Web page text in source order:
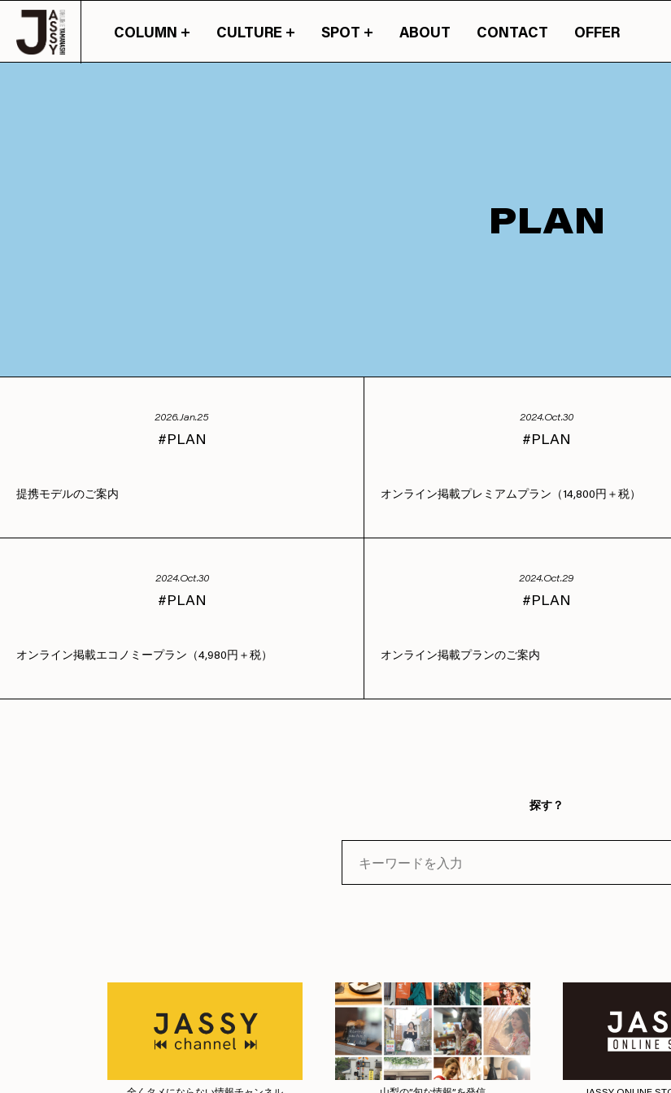
COLUMN CULTURE SPOT ABOUT CONTACT OFFER
山梨の情報の旬が詰まったカルチャーマガジン『JASSY』のオンライン版です。 山梨
PLAN
2026.Jan.25
PLAN
提携モデルのご案内
2024.Oct.30
PLAN
オンライン掲載プレミアムプラン（14,800円＋税）
2024.Oct.30
PLAN
オンライン掲載エコノミープラン（4,980円＋税）
2024.Oct.29
PLAN
オンライン掲載プランのご案内
探す？